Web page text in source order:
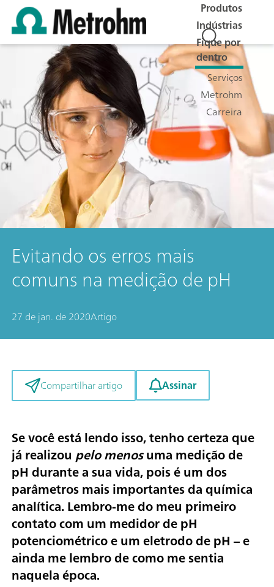
Produtos
Indústrias
Fique por
dentro
Serviços
Metrohm
Carreira
Evitando os erros mais
comuns na medição de pH
27 de jan. de 2020Artigo
Compartilhar artigo Assinar
Se você está lendo isso, tenho certeza que
já realizoupelo menosuma medição de
pH durante a sua vida, pois é um dos
parâmetros mais importantes da química
analítica. Lembro-me do meu primeiro
contato com um medidor de pH
potenciométrico e um eletrodo de pH – e
ainda me lembro de como me sentia
naquela época.